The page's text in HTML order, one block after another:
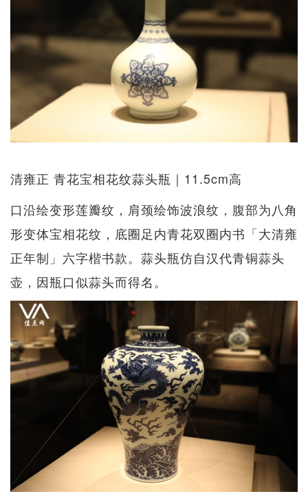
清雍正 青花宝相花纹蒜头瓶｜11.5cm高
口沿绘变形莲瓣纹，肩颈绘饰波浪纹，腹部为八角
形变体宝相花纹，底圈足内青花双圈内书「大清雍
正年制」六字楷书款。蒜头瓶仿自汉代青铜蒜头
壶，因瓶口似蒜头而得名。